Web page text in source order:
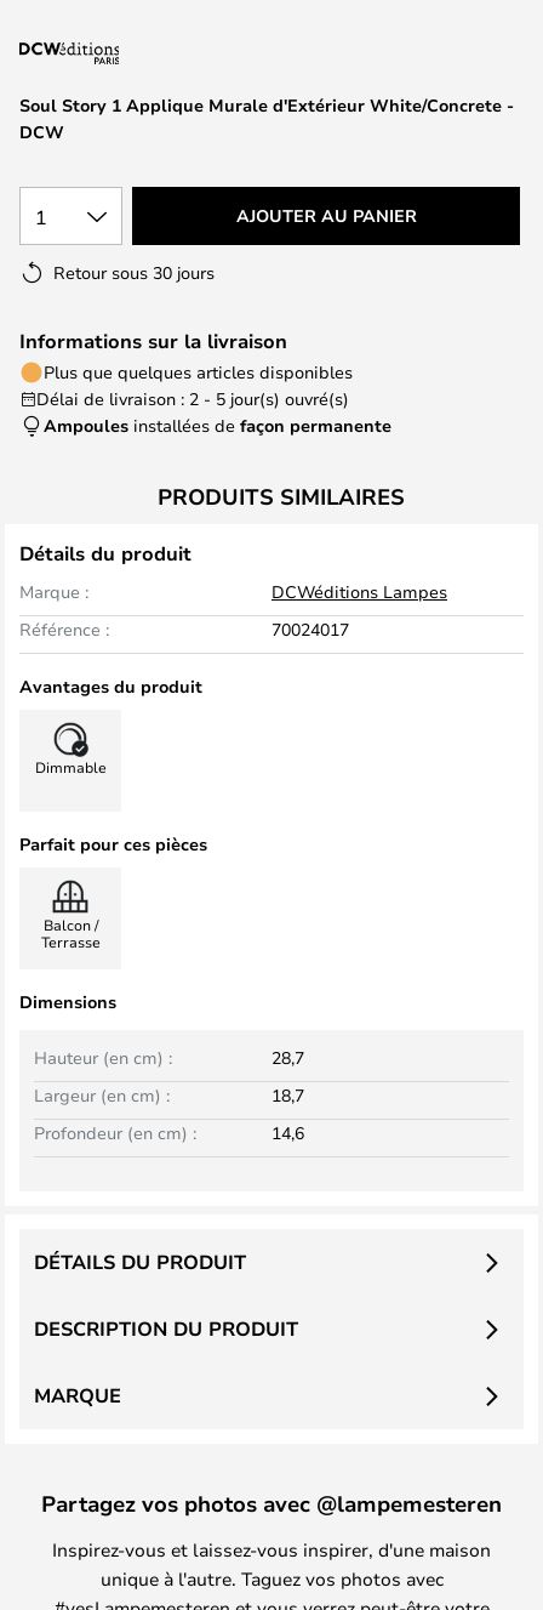
images
Soul Story 1 Applique Murale d'Extérieur White/Concrete -
DCW
1 AJOUTER AU PANIER
Retour sous 30 jours
Informations sur la livraison
Plus que quelques articles disponibles
Délai de livraison : 2 - 5 jour(s) ouvré(s)
Ampoules installées de façon permanente
PRODUITS SIMILAIRES
Détails du produit
Marque :
DCWéditions Lampes
Référence :
70024017
Avantages du produit
Dimmable
Parfait pour ces pièces
Balcon /
Terrasse
Dimensions
Largeur (en cm) : 18,7
Hauteur (en cm) : 28,7
Profondeur (en cm) : 14,6
DESCRIPTION DU PRODUIT
DÉTAILS DU PRODUIT
MARQUE
Partagez vos photos avec @lampemesteren
Inspirez-vous et laissez-vous inspirer, d'une maison
unique à l'autre. Taguez vos photos avec